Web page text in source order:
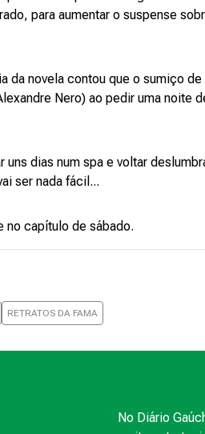
para aumentar o suspense
da novela contou que o sumiço
Nero) ao pedir uma noite
uns dias num spa e voltar
ser nada fácil...
no capítulo de sábado.
RETRATOS DA FAMA
No Diário